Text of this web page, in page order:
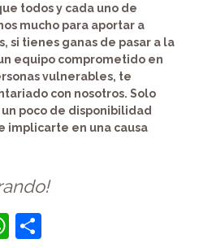
todos y cada uno de
mucho para aportar a
si tienes ganas de pasar a la
equipo comprometido en
vulnerables, te
con nosotros. Solo
poco de disponibilidad
implicarte en una causa
W C